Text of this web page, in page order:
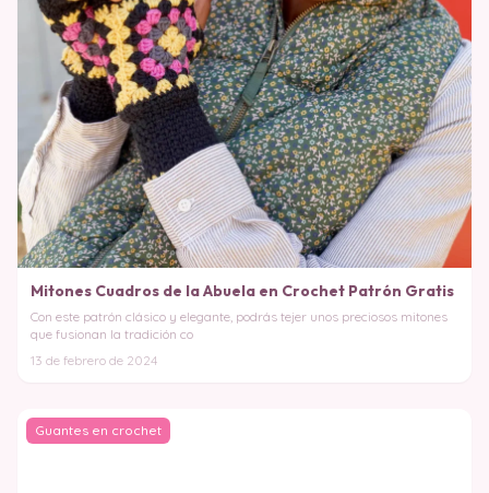
Mitones Cuadros de la Abuela en Crochet Patrón Gratis
Con este patrón clásico y elegante, podrás tejer unos preciosos mitones
que fusionan la tradición co
13 de febrero de 2024
Guantes en crochet